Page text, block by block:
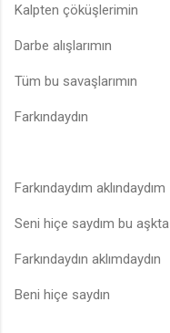
Kalpten çöküşlerimin
Darbe alışlarımın
Tüm bu savaşlarımın
Farkındaydın
Farkındaydım aklındaydım
Seni hiçe saydım bu aşkta
Farkındaydın aklımdaydın
Beni hiçe saydın